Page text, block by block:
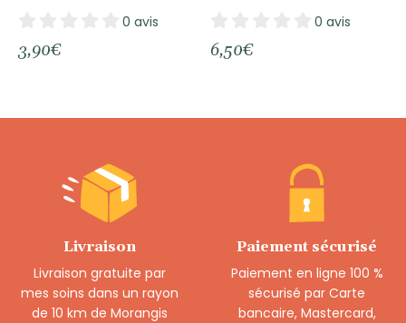
0 avis
3,90€
0 avis
6,50€
Livraison
Livraison gratuite par
mes soins dans un rayon
de 10 km de Morangis
Paiement sécurisé
Paiement en ligne 100 %
sécurisé par Carte
bancaire, Mastercard,